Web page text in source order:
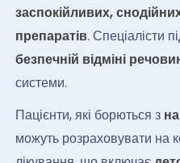
заспокійливих,
препаратів. Спеціалісти
безпечній відміні
системи.
Пацієнти, які борються з
можуть розраховувати на